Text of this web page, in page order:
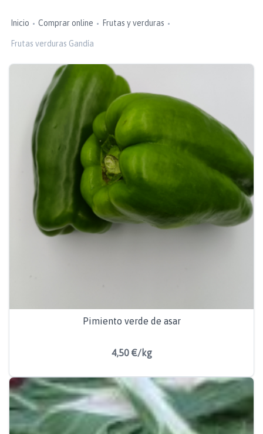
Inicio Comprar online Frutas y verduras
Frutas verduras Gandía
Pimiento verde de asar
4,50 €/kg